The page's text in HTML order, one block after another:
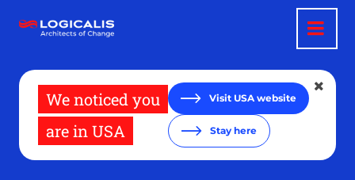
contenido
We noticed you
are in USA
Visit USA website
Stay here